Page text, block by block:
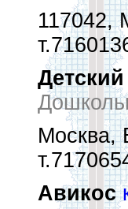
117042,
Москва,
Авикос